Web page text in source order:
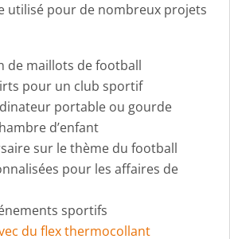
utilisé pour de nombreux projets
de maillots de football
pour un club sportif
portable ou gourde
d’enfant
sur le thème du football
pour les affaires de
sportifs
du flex thermocollant